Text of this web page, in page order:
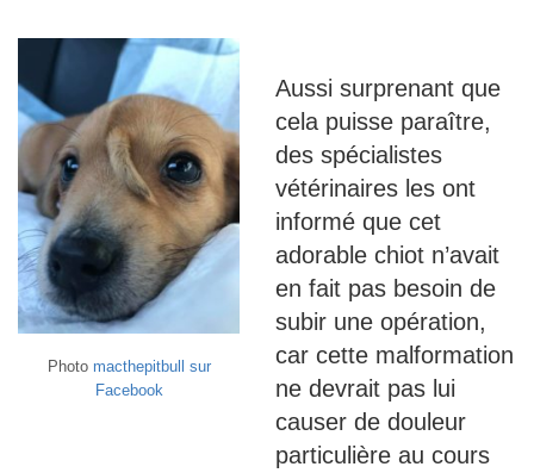
Photo macthepitbull sur
Facebook
Aussi surprenant que
cela puisse paraître,
des spécialistes
vétérinaires les ont
informé que cet
adorable chiot n’avait
en fait pas besoin de
subir une opération,
car cette malformation
ne devrait pas lui
causer de douleur
particulière au cours